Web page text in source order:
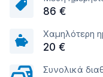
86 €
Χαμηλότερη
20 €
Συνολικά